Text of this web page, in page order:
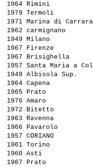
1964 Rimini
1979 Termoli
1971 Marina di
1962 carmignano
1949 Milano
1967 Firenze
1967 Brisighella
1957 Santa Maria a
1949 Albisola Sup.
1964 Capena
1965 Prato
1976 Amaro
1972 Bitetto
1963 Ravenna
1966 Pavarolo
1957 CORIANO
1961 Torino
1960 Asti
1967 Prato